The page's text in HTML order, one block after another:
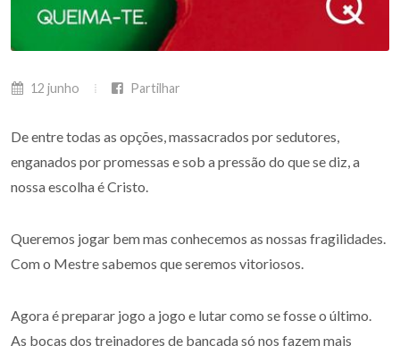
12 junho Partilhar
De entre todas as opções, massacrados por sedutores,
enganados por promessas e sob a pressão do que se diz, a
nossa escolha é Cristo.
Queremos jogar bem mas conhecemos as nossas fragilidades.
Com o Mestre sabemos que seremos vitoriosos.
Agora é preparar jogo a jogo e lutar como se fosse o último.
As bocas dos treinadores de bancada só nos fazem mais